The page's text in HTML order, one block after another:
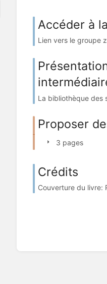
Accéder à
Lien vers le groupe
La bibliothèque des
Proposer
3 pages
Crédits
Couverture du livre: